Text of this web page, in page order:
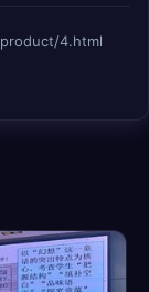
4.html